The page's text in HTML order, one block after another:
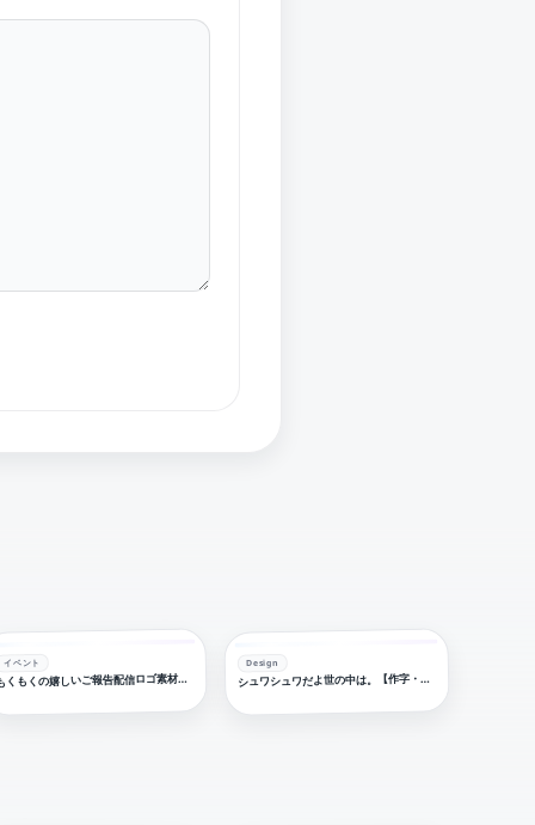
イベント
くもくの嬉しいご報告配信ロゴ素材｜無料・色変更OK｜ずかしのず
Design
シ
ュワシュワだよ世の中は。【作字・ロゴデザイン】